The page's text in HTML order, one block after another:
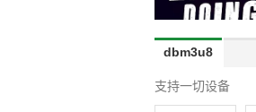
dbm3u8
支持一切设备